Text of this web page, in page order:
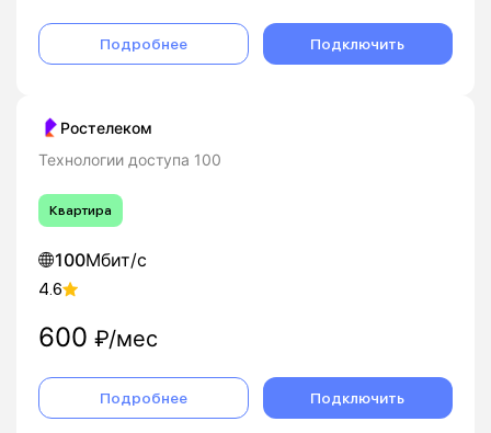
Подробнее Подключить
Ростелеком
Технологии доступа 100
Квартира
100Мбит/с
4.6
600 ₽/мес
Подробнее Подключить